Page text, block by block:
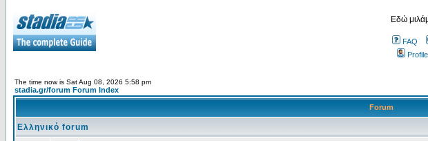
Εδώ
FAQ
Profile
The time now is Sat Aug 08, 2026 5:58 pm
stadia.gr/forum Forum Index
Forum
Ελληνικό forum